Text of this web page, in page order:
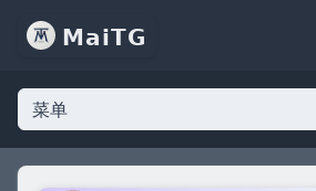
𝗠𝗮𝗶𝗧𝗚
菜单